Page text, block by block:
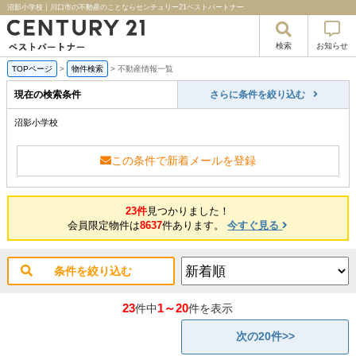
沼影小学校｜川口市の不動産のことならセンチュリー21ベストパートナー
検索 お知らせ
TOPページ > 物件検索 > 不動産情報一覧
現在の検索条件 さらに条件を絞り込む
沼影小学校
この条件で新着メールを登録
23件見つかりました！
会員限定物件は8637件あります。今すぐ見る
条件を絞り込む
23件中1～20件を表示
次の20件>>